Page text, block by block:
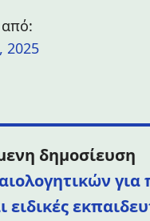
2025
δημοσίευση
ειδικές